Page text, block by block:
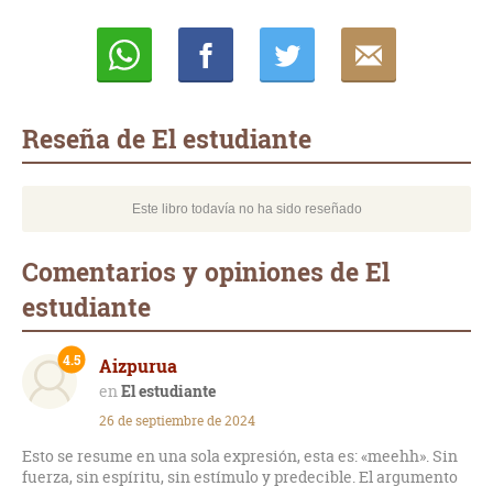
Reseña de El estudiante
Este libro todavía no ha sido reseñado
Comentarios y opiniones de El
estudiante
Aizpurua
El estudiante
4.5
26 de septiembre de 2024
Esto se resume en una sola expresión, esta es: «meehh». Sin
fuerza, sin espíritu, sin estímulo y predecible. El argumento